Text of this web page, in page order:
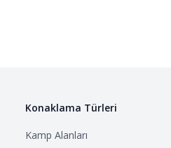
Konaklama Türleri
Kamp Alanları